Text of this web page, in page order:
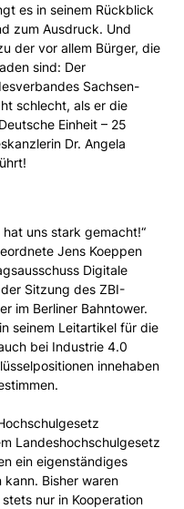
es in seinem Rückblick
zum Ausdruck. Und
der vor allem Bürger, die
sind: Der
Sachsen-
schlecht, als er die
Einheit – 25
Dr. Angela
uns stark gemacht!“
Jens Koeppen
Digitale
Sitzung des ZBI-
im Berliner Bahntower.
seinem Leitartikel für die
bei Industrie 4.0
innehaben
Landeshochschulgesetz
ein eigenständiges
Bisher waren
nur in Kooperation